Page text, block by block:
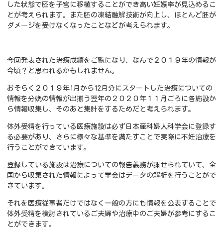
した状態で胚を子宮に移植することができ高い妊娠率が見込めるこ
とが考えられます。また胚の凍結融解技術が向上し、ほとんど胚が
ダメージを受けなくなったことなどが考えられます。
今回発表された治療成績をご覧になり、なんで２０１９年の情報が
今頃？と思われるかもしれません。
おそらく２０１９年1月から12月分にスタートした治療についての
情報を分娩の情報が出揃う翌年の２０２０年１１月ごろに各施設か
ら情報収集し、そのあと集計をするためだと考えられます。
体外受精を行っている医療施設は必ず日本産科婦人科学会に登録す
る必要があり、さらに様々な基準を満たすことで実際に不妊治療を
行うことができています。
登録している施設は治療についての報告義務が課せられていて、全
国から収集された情報によって学会はデータの解析を行うことがで
きています。
それを医療従事者だけではなく一般の方にも情報を公表することで
体外受精を検討されているご夫婦や治療中のご夫婦が参考にするこ
とができます。